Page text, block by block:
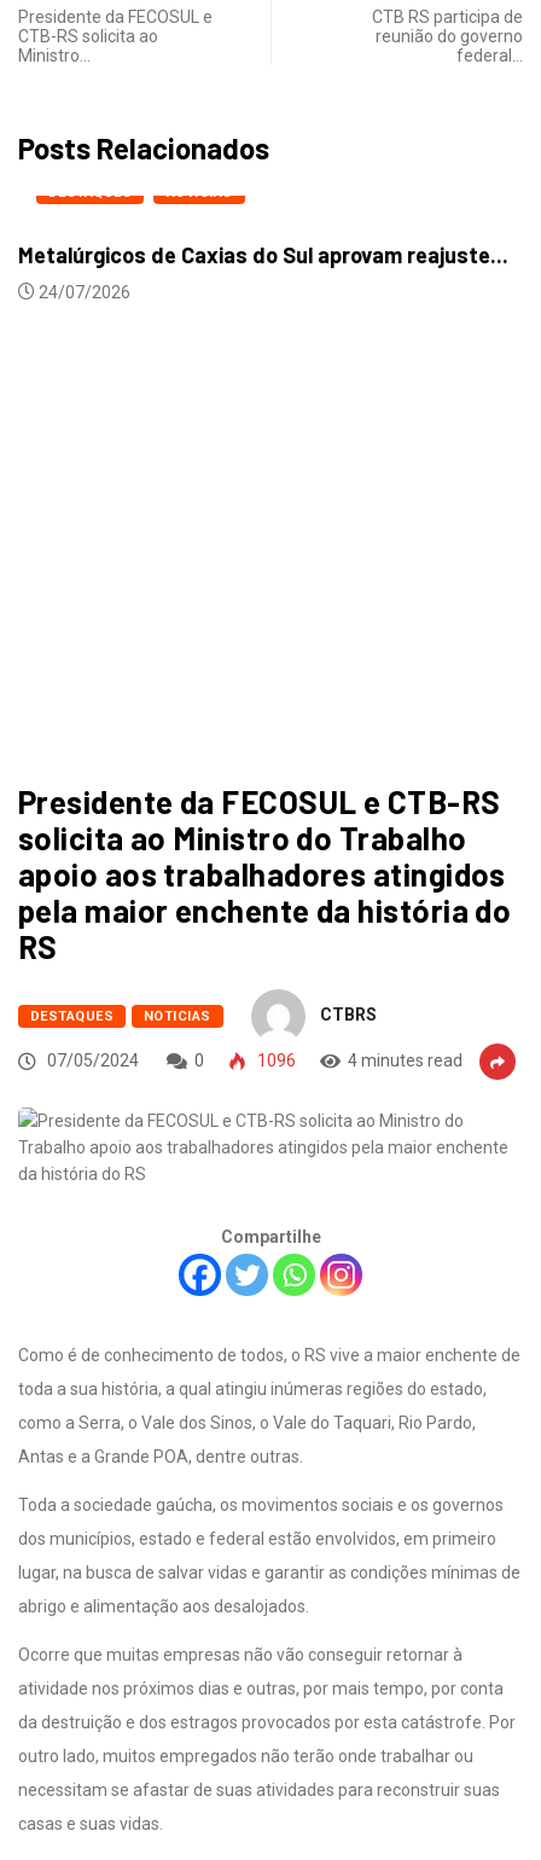
Presidente da FECOSUL e
CTB-RS solicita ao
Ministro…
CTB RS participa de
reunião do governo
federal…
Posts Relacionados
DESTAQUES NOTICIAS
Metalúrgicos de Caxias do Sul aprovam reajuste...
24/07/2026
Presidente da FECOSUL e CTB-RS
solicita ao Ministro do Trabalho
apoio aos trabalhadores atingidos
pela maior enchente da história do
RS
DESTAQUES NOTICIAS CTBRS
07/05/2024 0 1096 4 minutes read
Compartilhe
Como é de conhecimento de todos, o RS vive a maior enchente de
toda a sua história, a qual atingiu inúmeras regiões do estado,
como a Serra, o Vale dos Sinos, o Vale do Taquari, Rio Pardo,
Antas e a Grande POA, dentre outras.
Toda a sociedade gaúcha, os movimentos sociais e os governos
dos municípios, estado e federal estão envolvidos, em primeiro
lugar, na busca de salvar vidas e garantir as condições mínimas de
abrigo e alimentação aos desalojados.
Ocorre que muitas empresas não vão conseguir retornar à
atividade nos próximos dias e outras, por mais tempo, por conta
da destruição e dos estragos provocados por esta catástrofe. Por
outro lado, muitos empregados não terão onde trabalhar ou
necessitam se afastar de suas atividades para reconstruir suas
casas e suas vidas.